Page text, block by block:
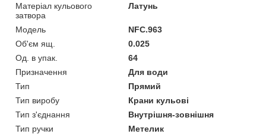
Матеріал кульового
затвора
Латунь
Мoдель
NFC.963
Об'єм ящ.
0.025
Од. в упак.
64
Призначення
Для води
Тип
Прямий
Тип виробу
Крани кульові
Тип з'єднання
Внутрішня-зовнішня
Тип ручки
Метелик